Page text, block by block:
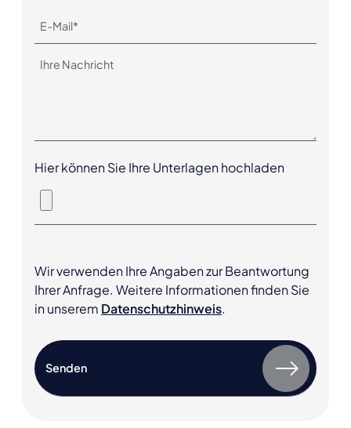
Hier können Sie Ihre Unterlagen hochladen
Wir verwenden Ihre Angaben zur Beantwortung
Ihrer Anfrage. Weitere Informationen finden Sie
in unserem Datenschutzhinweis.